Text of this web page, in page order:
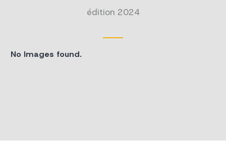
édition 2024
No Images found.